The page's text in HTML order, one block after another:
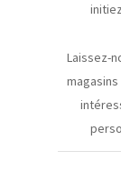
Laissez-